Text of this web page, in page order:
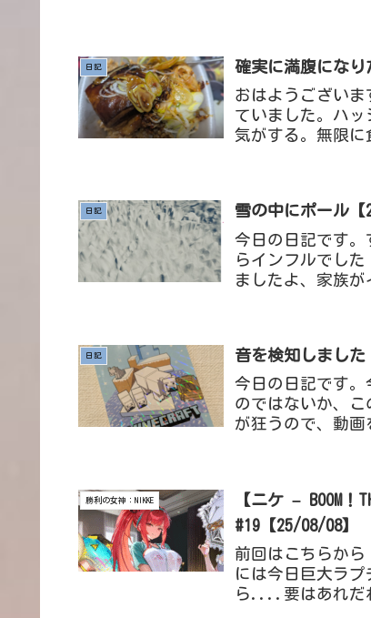
日記 確実に満腹になり
おはようござい
ていました。ハ
気がする。無限
日記 雪の中にポール【
今日の日記です。
らインフルでし
ましたよ、家族
日記 音を検知しました
今日の日記です。
のではないか、
が狂うので、動
勝利の女神：NIKKE
【ニケ – BOOM
#19【25/08/08】
前回はこちらか
には今日巨大ラ
ら....要はあれだ